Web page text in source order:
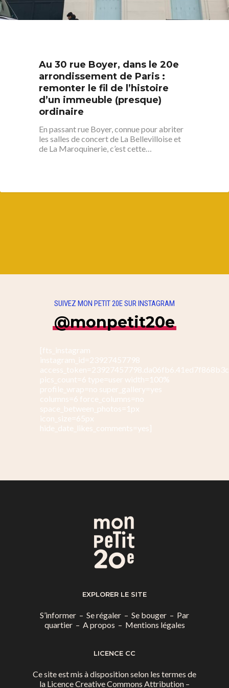
Au 30 rue Boyer, dans le 20e
arrondissement de Paris :
remonter le fil de l’histoire
d’un immeuble (presque)
ordinaire
En passant rue Boyer, connue pour abriter
les salles de concert de La Bellevilloise et
de La Maroquinerie, c’est cette…
SUIVEZ MON PETIT 20E SUR INSTAGRAM
@monpetit20e
[fts_instagram
instagram_id=23927457798
pics_count=6 type=user width=100%
profile_wrap=no super_gallery=yes
columns=6 force_columns=no
space_between_photos=1px
icon_size=65px
hide_date_likes_comments=yes]
EXPLORER LE SITE
S’informer – Se régaler – Se bouger – Par
quartier– A propos – Mentions légales
LICENCE CC
Ce site est mis à disposition selon les termes de
la Licence Creative Commons Attribution –